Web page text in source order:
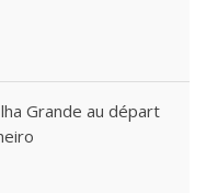
Grande au départ